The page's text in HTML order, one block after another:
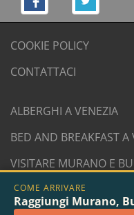
COOKIE POLICY
CONTATTACI
ALBERGHI A VENEZIA
BED AND BREAKFAST A
VISITARE MURANO E
© 2007/2026
COME ARRIVARE
Raggiungi Murano,